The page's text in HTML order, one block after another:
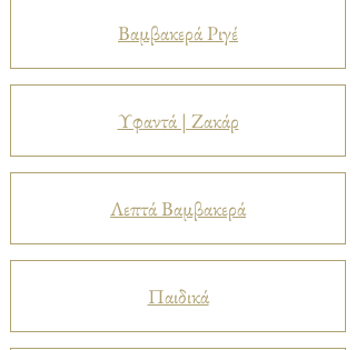
Βαμβακερά Ριγέ
Υφαντά | Ζακάρ
Λεπτά Βαμβακερά
Παιδικά